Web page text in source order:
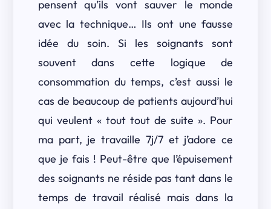
pensent qu’ils vont sauver le monde
avec la technique… Ils ont une fausse
idée du soin. Si les soignants sont
souvent dans cette logique de
consommation du temps, c’est aussi le
cas de beaucoup de patients aujourd’hui
qui veulent « tout tout de suite ». Pour
ma part, je travaille 7j/7 et j’adore ce
que je fais ! Peut-être que l’épuisement
des soignants ne réside pas tant dans le
temps de travail réalisé mais dans la